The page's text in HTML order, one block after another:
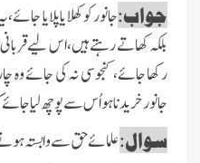
جواب:جانورکو کھلایاپلایا
بلکہ کھاتے رہتے ہیں، اس لیے
رکھا جائے، کنجوسی نہ کی جائے وہ
جانور خریدنا ہو اُس سے پوچھ
سوال:علمائےحق سے وابستہ